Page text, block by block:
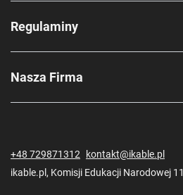
Regulaminy
Nasza Firma
+48 729871312
kontakt@ikable.pl
ikable.pl , Komisji Edukacji Narodowej 11